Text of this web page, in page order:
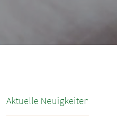
Aktuelle Neuigkeiten